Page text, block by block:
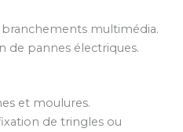
branchements multimédia.
de pannes électriques.
et moulures.
de tringles ou